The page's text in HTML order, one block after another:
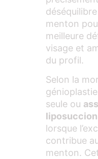
menton
meilleure
visage et
du profil.
Selon la
seule ou
lorsque
contribue
menton.